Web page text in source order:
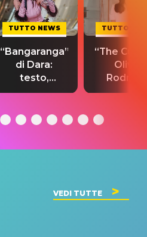
TUTTO NEWS
“Bangaranga”
di Dara:
testo,
traduzione e
del singolo
TUTTO
“The
Olivia
testo,
VEDI TUTTE